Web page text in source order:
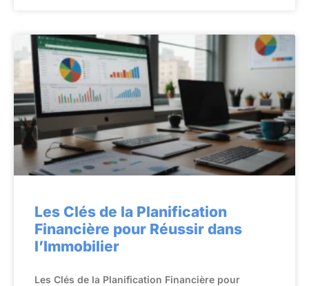
Les Clés de la Planification
Financière pour Réussir dans
l’Immobilier
Les Clés de la Planification Financière pour